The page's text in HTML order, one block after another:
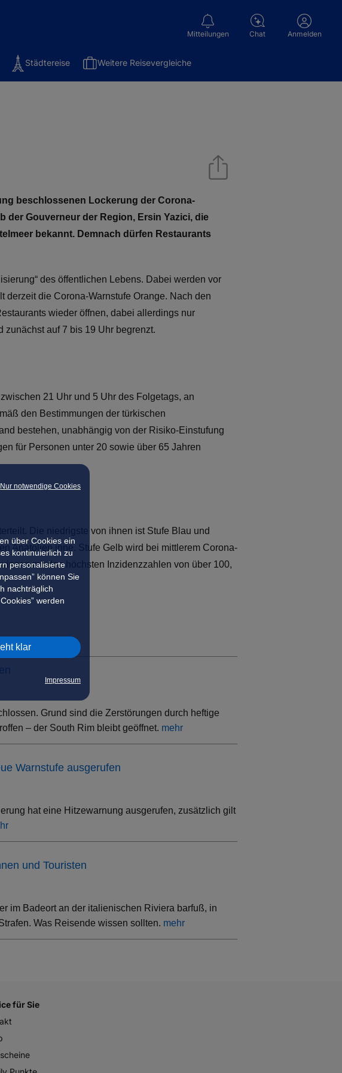
Nur notwendige Cookies
über Cookies ein
kontinuierlich zu
personalisierte
können Sie
nachträglich
werden
klar
Impressum
Mitteilungen Chat Anmelden
Städtereise Weitere Reisevergleiche
beschlossenen Lockerung der Corona-
der Gouverneur der Region, Ersin Yazici, die
bekannt. Demnach dürfen Restaurants
des öffentlichen Lebens. Dabei werden vor
die Corona-Warnstufe Orange. Nach den
wieder öffnen, dabei allerdings nur
auf 7 bis 19 Uhr begrenzt.
21 Uhr und 5 Uhr des Folgetags, an
den Bestimmungen der türkischen
bestehen, unabhängig von der Risiko-Einstufung
für Personen unter 20 sowie über 65 Jahren
Die niedrigste von ihnen ist Stufe Blau und
Anatolien inne. Stufe Gelb wird bei mittlerem Corona-
mit den höchsten Inzidenzzahlen von über 100,
Grund sind die Zerstörungen durch heftige
– der South Rim bleibt geöffnet. mehr
Warnstufe ausgerufen
hat eine Hitzewarnung ausgerufen, zusätzlich gilt
und Touristen
im Badeort an der italienischen Riviera barfuß, in
Was Reisende wissen sollten. mehr
für Sie